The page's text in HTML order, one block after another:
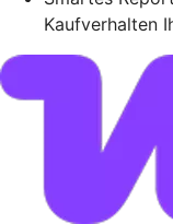
Kaufverhalten